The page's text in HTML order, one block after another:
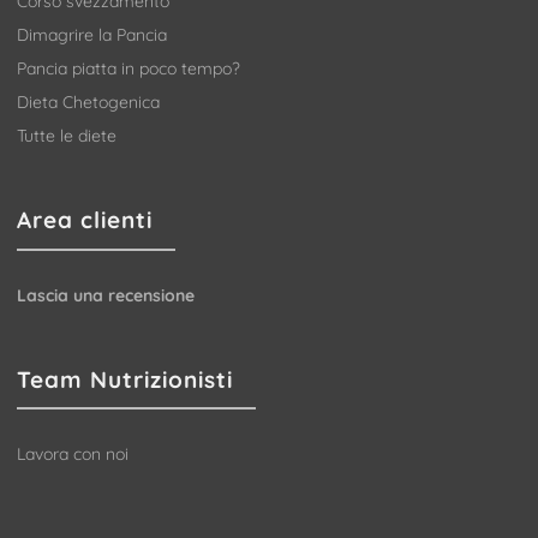
Dimagrire la Pancia
Pancia piatta in poco tempo?
Dieta Chetogenica
Tutte le diete
Area clienti
Lascia una recensione
Team Nutrizionisti
Lavora con noi